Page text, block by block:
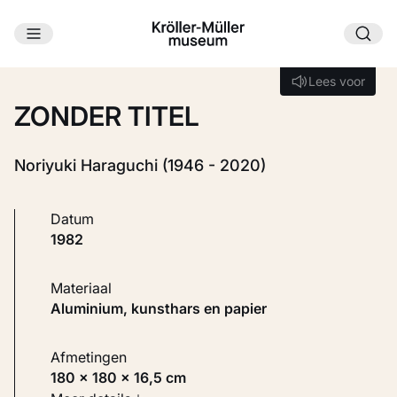
Ga naar hoofdinhoud
Lees voor
Lees voor
ZONDER TITEL
Noriyuki Haraguchi (1946 - 2020)
Datum
1982
Materiaal
Aluminium, kunsthars en papier
Afmetingen
180 × 180 × 16,5 cm